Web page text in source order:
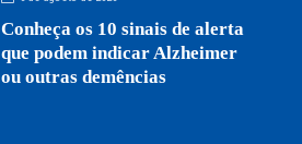
Conheça os 10 sinais de alerta
que podem indicar Alzheimer
ou outras demências